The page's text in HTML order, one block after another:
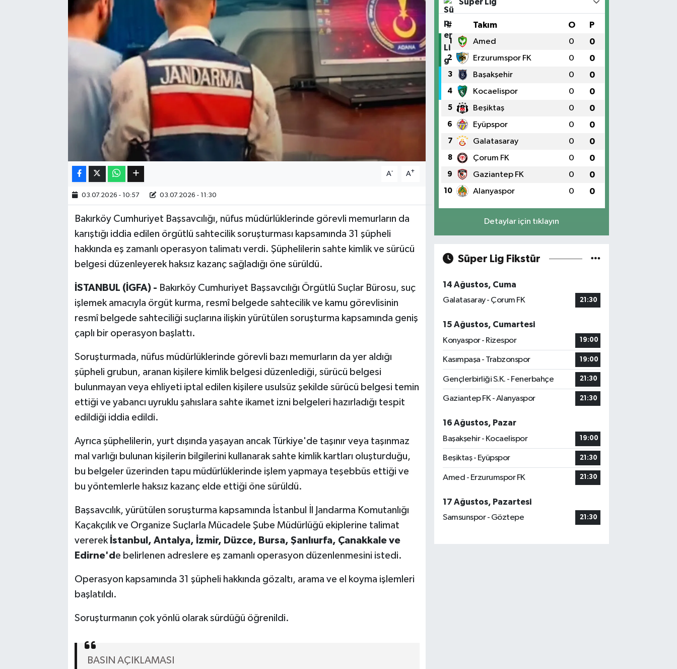
A- A+
03.07.2026 - 10:57 03.07.2026 - 11:30
Bakırköy Cumhuriyet Başsavcılığı, nüfus müdürlüklerinde görevli memurların da
karıştığı iddia edilen örgütlü sahtecilik soruşturması kapsamında 31 şüpheli
hakkında eş zamanlı operasyon talimatı verdi. Şüphelilerin sahte kimlik ve sürücü
belgesi düzenleyerek haksız kazanç sağladığı öne sürüldü.
İSTANBUL (İGFA) - Bakırköy Cumhuriyet Başsavcılığı Örgütlü Suçlar Bürosu, suç
işlemek amacıyla örgüt kurma, resmî belgede sahtecilik ve kamu görevlisinin
resmî belgede sahteciliği suçlarına ilişkin yürütülen soruşturma kapsamında geniş
çaplı bir operasyon başlattı.
Soruşturmada, nüfus müdürlüklerinde görevli bazı memurların da yer aldığı
şüpheli grubun, aranan kişilere kimlik belgesi düzenlediği, sürücü belgesi
bulunmayan veya ehliyeti iptal edilen kişilere usulsüz şekilde sürücü belgesi temin
ettiği ve yabancı uyruklu şahıslara sahte ikamet izni belgeleri hazırladığı tespit
edildiği iddia edildi.
Ayrıca şüphelilerin, yurt dışında yaşayan ancak Türkiye'de taşınır veya taşınmaz
mal varlığı bulunan kişilerin bilgilerini kullanarak sahte kimlik kartları oluşturduğu,
bu belgeler üzerinden tapu müdürlüklerinde işlem yapmaya teşebbüs ettiği ve
bu yöntemlerle haksız kazanç elde ettiği öne sürüldü.
Başsavcılık, yürütülen soruşturma kapsamında İstanbul İl Jandarma Komutanlığı
Kaçakçılık ve Organize Suçlarla Mücadele Şube Müdürlüğü ekiplerine talimat
vererek İstanbul, Antalya, İzmir, Düzce, Bursa, Şanlıurfa, Çanakkale ve
Edirne'd e belirlenen adreslere eş zamanlı operasyon düzenlenmesini istedi.
Operasyon kapsamında 31 şüpheli hakkında gözaltı, arama ve el koyma işlemleri
başlatıldı.
Soruşturmanın çok yönlü olarak sürdüğü öğrenildi.
BASIN AÇIKLAMASI
# Takım O P
1 Amed 0 0
2 Erzurumspor FK 0 0
3 Başakşehir 0 0
4 Kocaelispor 0 0
5 Beşiktaş 0 0
6 Eyüpspor 0 0
7 Galatasaray 0 0
8 Çorum FK 0 0
9 Gaziantep FK 0 0
10 Alanyaspor 0 0
Detaylar için tıklayın
Süper Lig Fikstür
14 Ağustos, Cuma
Galatasaray - Çorum FK
21:30
15 Ağustos, Cumartesi
Konyaspor - Rizespor
19:00
Kasımpaşa - Trabzonspor 19:00
Gençlerbirliği S.K. - Fenerbahçe 21:30
Gaziantep FK - Alanyaspor 21:30
16 Ağustos, Pazar
Başakşehir - Kocaelispor
19:00
Beşiktaş - Eyüpspor 21:30
Amed - Erzurumspor FK 21:30
17 Ağustos, Pazartesi
Samsunspor - Göztepe
21:30
Bilim, Teknoloji